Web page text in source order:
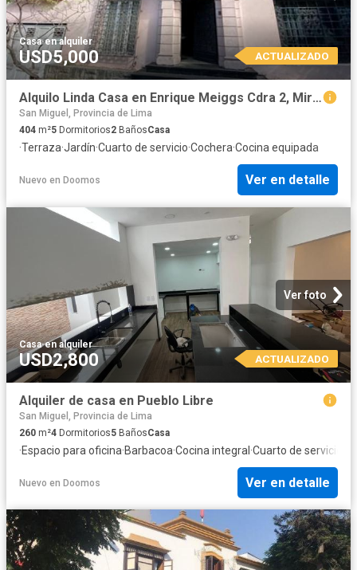
Casa·en alquiler
USD5,000 ACTUALIZADO
Alquilo Linda Casa en Enrique Meiggs Cdra 2, Miraflores
San Miguel, Provincia de Lima
404 m²5 Dormitorios2 BañosCasa
·Terraza·Jardín·Cuarto de servicio·Cochera·Cocina equipada
Nuevo en Doomos Ver en detalle
Ver foto
Casa·en alquiler
USD2,800 ACTUALIZADO
Alquiler de casa en Pueblo Libre
San Miguel, Provincia de Lima
260 m²4 Dormitorios5 BañosCasa
·Espacio para oficina·Barbacoa·Cocina integral ·Cuarto de servicio
Nuevo en Doomos Ver en detalle